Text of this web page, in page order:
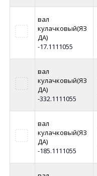
вал
кулачковый(ЯЗ
ДА)
-17.1111055
вал
кулачковый(ЯЗ
ДА)
-332.1111055
вал
кулачковый(ЯЗ
ДА)
-185.1111055